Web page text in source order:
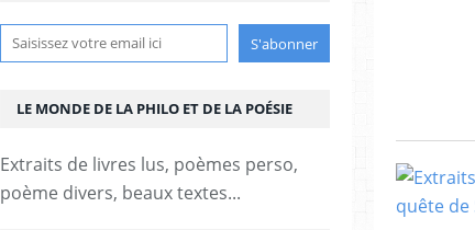
LE MONDE DE LA PHILO ET DE LA POÉSIE
Extraits de livres lus, poèmes perso,
poème divers, beaux textes...